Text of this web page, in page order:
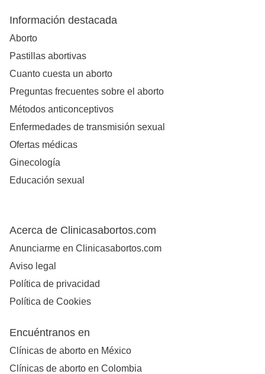
Información destacada
Aborto
Pastillas abortivas
Cuanto cuesta un aborto
Preguntas frecuentes sobre el aborto
Métodos anticonceptivos
Enfermedades de transmisión sexual
Ofertas médicas
Ginecología
Educación sexual
Acerca de Clinicasabortos.com
Anunciarme en Clinicasabortos.com
Aviso legal
Política de privacidad
Política de Cookies
Encuéntranos en
Clínicas de aborto en México
Clínicas de aborto en Colombia